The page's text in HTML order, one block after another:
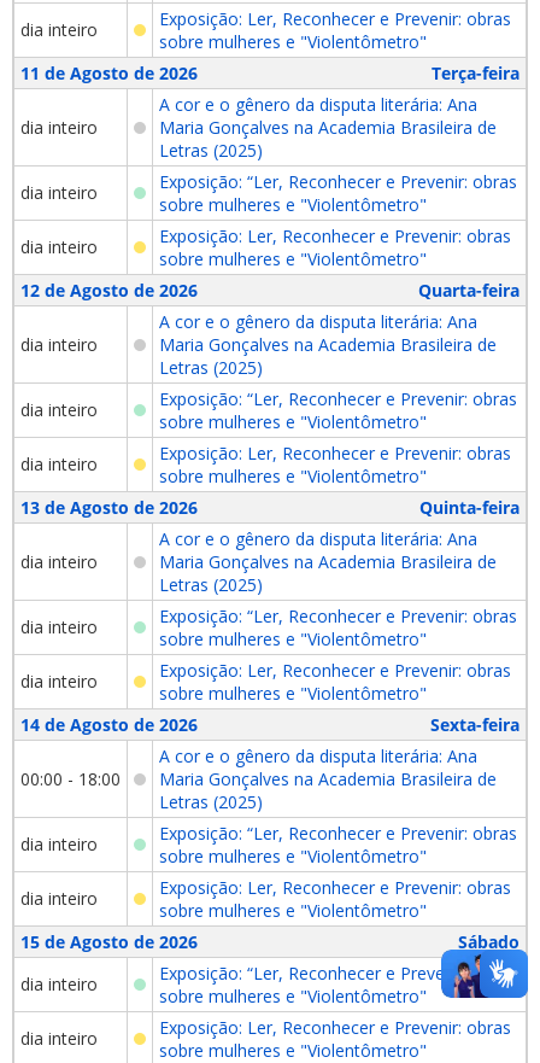
dia inteiro
Exposição: Ler, Reconhecer e Prevenir: obras
sobre mulheres e "Violentômetro"
11 de Agosto de 2026
Terça-feira
dia inteiro
A cor e o gênero da disputa literária: Ana
Maria Gonçalves na Academia Brasileira de
Letras (2025)
dia inteiro
Exposição: “Ler, Reconhecer e Prevenir: obras
sobre mulheres e "Violentômetro"
dia inteiro
Exposição: Ler, Reconhecer e Prevenir: obras
sobre mulheres e "Violentômetro"
12 de Agosto de 2026
Quarta-feira
dia inteiro
A cor e o gênero da disputa literária: Ana
Maria Gonçalves na Academia Brasileira de
Letras (2025)
dia inteiro
Exposição: “Ler, Reconhecer e Prevenir: obras
sobre mulheres e "Violentômetro"
dia inteiro
Exposição: Ler, Reconhecer e Prevenir: obras
sobre mulheres e "Violentômetro"
13 de Agosto de 2026
Quinta-feira
dia inteiro
A cor e o gênero da disputa literária: Ana
Maria Gonçalves na Academia Brasileira de
Letras (2025)
dia inteiro
Exposição: “Ler, Reconhecer e Prevenir: obras
sobre mulheres e "Violentômetro"
dia inteiro
Exposição: Ler, Reconhecer e Prevenir: obras
sobre mulheres e "Violentômetro"
14 de Agosto de 2026
Sexta-feira
00:00 - 18:00
A cor e o gênero da disputa literária: Ana
Maria Gonçalves na Academia Brasileira de
Letras (2025)
dia inteiro
Exposição: “Ler, Reconhecer e Prevenir: obras
sobre mulheres e "Violentômetro"
dia inteiro
Exposição: Ler, Reconhecer e Prevenir: obras
sobre mulheres e "Violentômetro"
15 de Agosto de 2026
Sábado
dia inteiro
Exposição: “Ler, Reconhecer e Prevenir: obras
sobre mulheres e "Violentômetro"
dia inteiro
Exposição: Ler, Reconhecer e Prevenir: obras
sobre mulheres e "Violentômetro"